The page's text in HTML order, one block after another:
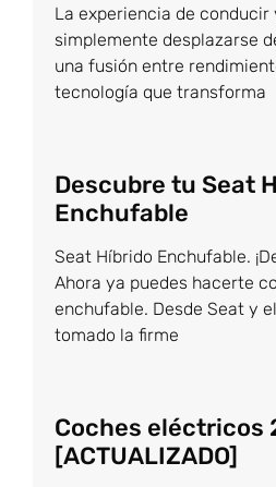
La experiencia de conducir
simplemente desplazarse
una fusión entre
tecnología que transforma
Descubre tu Seat
Enchufable
Seat Híbrido Enchufable.
Ahora ya puedes hacerte
enchufable. Desde Seat y
tomado la firme
Coches eléctricos
[ACTUALIZADO]